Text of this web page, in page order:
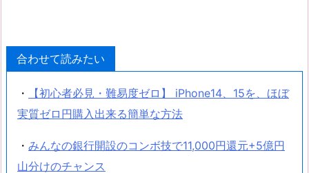
合わせて読みたい
・
【初心者必見・難易度ゼロ】 iPhone14、15を、ほぼ
実質ゼロ円購入出来る簡単な方法
・ みんなの銀行開設のコンボ技で11,000円還元+5億円
山分けのチャンス